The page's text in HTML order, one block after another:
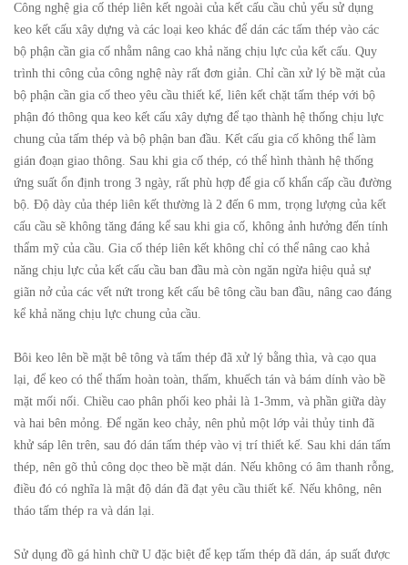
Công nghệ gia cố thép liên kết ngoài của kết cấu cầu chủ yếu sử dụng
keo kết cấu xây dựng và các loại keo khác để dán các tấm thép vào các
bộ phận cần gia cố nhằm nâng cao khả năng chịu lực của kết cấu. Quy
trình thi công của công nghệ này rất đơn giản. Chỉ cần xử lý bề mặt của
bộ phận cần gia cố theo yêu cầu thiết kế, liên kết chặt tấm thép với bộ
phận đó thông qua keo kết cấu xây dựng để tạo thành hệ thống chịu lực
chung của tấm thép và bộ phận ban đầu. Kết cấu gia cố không thể làm
gián đoạn giao thông. Sau khi gia cố thép, có thể hình thành hệ thống
ứng suất ổn định trong 3 ngày, rất phù hợp để gia cố khẩn cấp cầu đường
bộ. Độ dày của thép liên kết thường là 2 đến 6 mm, trọng lượng của kết
cấu cầu sẽ không tăng đáng kể sau khi gia cố, không ảnh hưởng đến tính
thẩm mỹ của cầu. Gia cố thép liên kết không chỉ có thể nâng cao khả
năng chịu lực của kết cấu cầu ban đầu mà còn ngăn ngừa hiệu quả sự
giãn nở của các vết nứt trong kết cấu bê tông cầu ban đầu, nâng cao đáng
kể khả năng chịu lực chung của cầu.
Bôi keo lên bề mặt bê tông và tấm thép đã xử lý bằng thìa, và cạo qua
lại, để keo có thể thấm hoàn toàn, thấm, khuếch tán và bám dính vào bề
mặt mối nối. Chiều cao phân phối keo phải là 1-3mm, và phần giữa dày
và hai bên mỏng. Để ngăn keo chảy, nên phủ một lớp vải thủy tinh đã
khử sáp lên trên, sau đó dán tấm thép vào vị trí thiết kế. Sau khi dán tấm
thép, nên gõ thủ công dọc theo bề mặt dán. Nếu không có âm thanh rỗng,
điều đó có nghĩa là mật độ dán đã đạt yêu cầu thiết kế. Nếu không, nên
tháo tấm thép ra và dán lại.
Sử dụng đồ gá hình chữ U đặc biệt để kẹp tấm thép đã dán, áp suất được